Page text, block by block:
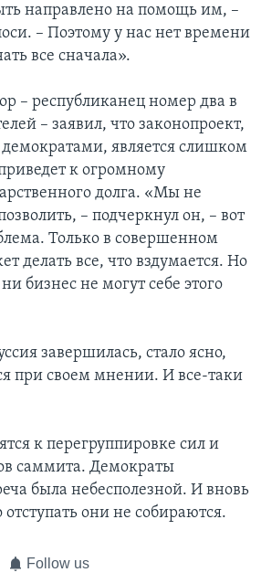
направлено на помощь им, –
– Поэтому у нас нет времени
все сначала».
– республиканец номер два в
– заявил, что законопроект,
является слишком
к огромному
долга. «Мы не
– подчеркнул он, – вот
Только в совершенном
делать все, что вздумается. Но
бизнес не могут себе этого
завершилась, стало ясно,
при своем мнении. И все-таки
к перегруппировке сил и
саммита. Демократы
была небесполезной. И вновь
они не собираются.
Follow us